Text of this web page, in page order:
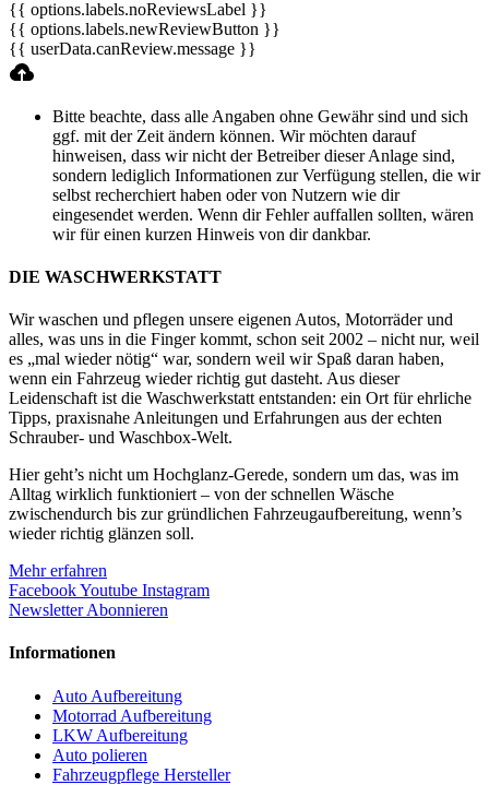
{{ options.labels.noReviewsLabel }}
{{ options.labels.newReviewButton }}
{{ userData.canReview.message }}
Bitte beachte, dass alle Angaben ohne Gewähr sind und sich
ggf. mit der Zeit ändern können. Wir möchten darauf
hinweisen, dass wir nicht der Betreiber dieser Anlage sind,
sondern lediglich Informationen zur Verfügung stellen, die wir
selbst recherchiert haben oder von Nutzern wie dir
eingesendet werden. Wenn dir Fehler auffallen sollten, wären
wir für einen kurzen Hinweis von dir dankbar.
DIE WASCHWERKSTATT
Wir waschen und pflegen unsere eigenen Autos, Motorräder und
alles, was uns in die Finger kommt, schon seit 2002 – nicht nur, weil
es „mal wieder nötig“ war, sondern weil wir Spaß daran haben,
wenn ein Fahrzeug wieder richtig gut dasteht. Aus dieser
Leidenschaft ist die Waschwerkstatt entstanden: ein Ort für ehrliche
Tipps, praxisnahe Anleitungen und Erfahrungen aus der echten
Schrauber- und Waschbox-Welt.
Hier geht’s nicht um Hochglanz-Gerede, sondern um das, was im
Alltag wirklich funktioniert – von der schnellen Wäsche
zwischendurch bis zur gründlichen Fahrzeugaufbereitung, wenn’s
wieder richtig glänzen soll.
Mehr erfahren
FacebookYoutube Instagram
Newsletter Abonnieren
Informationen
Auto Aufbereitung
Motorrad Aufbereitung
LKW Aufbereitung
Auto polieren
Fahrzeugpflege Hersteller